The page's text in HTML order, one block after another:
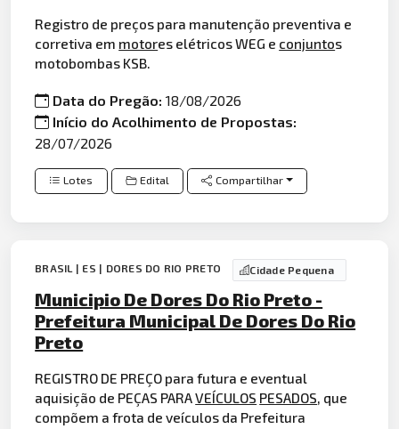
Registro de preços para manutenção preventiva e
corretiva em motores elétricos WEG e conjuntos
motobombas KSB.
Data do Pregão:18/08/2026
Início do Acolhimento de Propostas:
28/07/2026
Lotes Edital Compartilhar
BRASIL | ES | DORES DO RIO PRETO Cidade Pequena
Municipio De Dores Do Rio Preto -
Prefeitura Municipal De Dores Do Rio
Preto
REGISTRO DE PREÇO para futura e eventual
aquisição de PEÇAS PARAVEÍCULOS PESADOS, que
compõem a frota de veículos da Prefeitura